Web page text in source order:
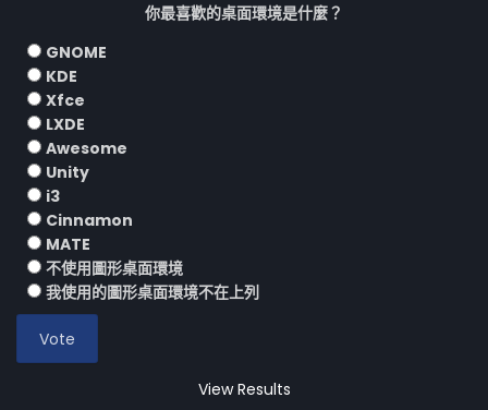
你最喜歡的桌面環境是什麼？
GNOME
KDE
Xfce
LXDE
Awesome
Unity
i3
Cinnamon
MATE
不使用圖形桌面環境
我使用的圖形桌面環境不在上列
View Results